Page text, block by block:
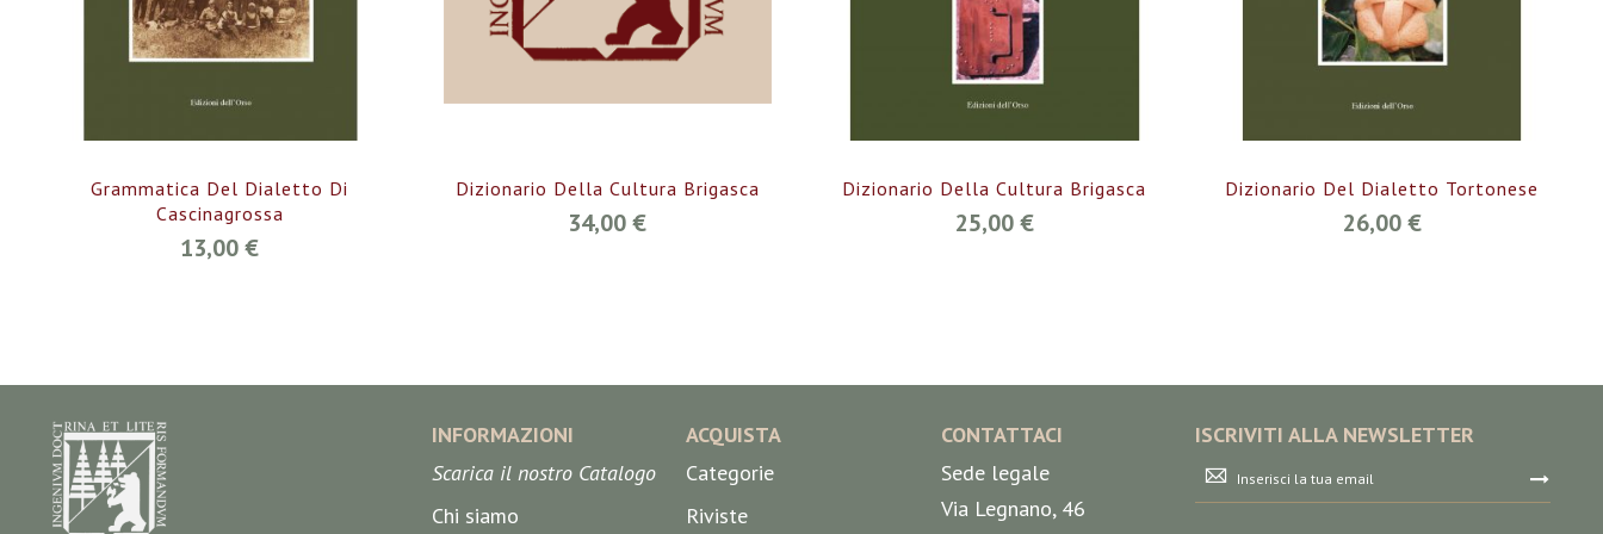
Grammatica Del Dialetto Di
Cascinagrossa
13,00 €
Dizionario Della Cultura Brigasca
34,00 €
Dizionario Della Cultura Brigasca
25,00 €
Dizionario Del Dialetto Tortonese
26,00 €
INFORMAZIONI
Scarica il nostro Catalogo
Chi siamo
ACQUISTA
Categorie
Riviste
CONTATTACI
Sede legale
Via Legnano, 46
ISCRIVITI ALLA NEWSLETTER
Iscriviti
alla
nostra